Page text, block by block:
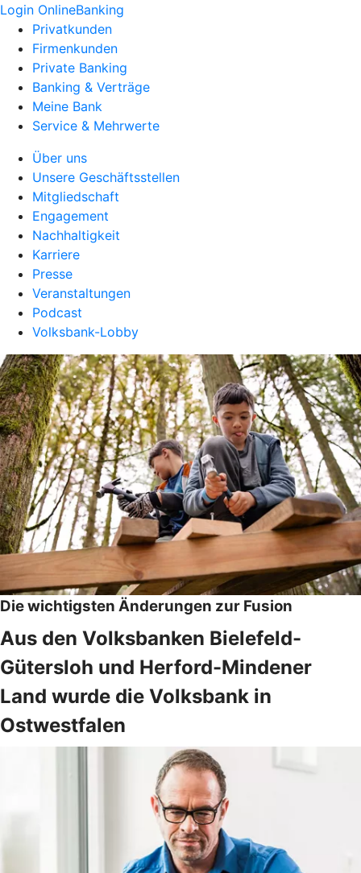
Login OnlineBanking
Privatkunden
Firmenkunden
Private Banking
Banking & Verträge
Meine Bank
Service & Mehrwerte
Über uns
Unsere Geschäftsstellen
Mitgliedschaft
Engagement
Nachhaltigkeit
Karriere
Presse
Veranstaltungen
Podcast
Volksbank-Lobby
Die wichtigsten Änderungen zur Fusion
Aus den Volksbanken Bielefeld-
Gütersloh und Herford-Mindener
Land wurde die Volksbank in
Ostwestfalen